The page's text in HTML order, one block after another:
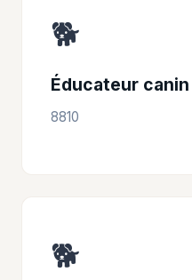
🐕
Éducateur
8810
🐕